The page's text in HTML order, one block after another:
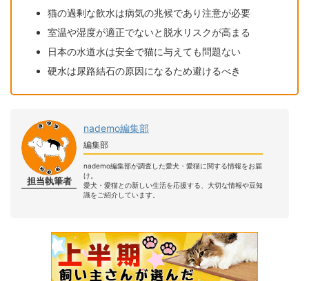
猫の過剰な飲水は病気の兆候であり注意が必要
室温や湿度が適正でないと脱水リスクが高まる
日本の水道水は安全で猫に与えても問題ない
硬水は尿路結石の原因になるため避けるべき
担当執筆者
nademo編集部
編集部
nademo編集部が調査した愛犬・愛猫に関する情報をお届
け。
愛犬・愛猫との新しい生活を応援する、大切な情報や豆知
識をご紹介しています。